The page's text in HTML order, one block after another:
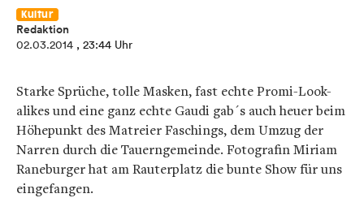
Kultur
Redaktion
02.03.2014 , 23:44 Uhr
Starke Sprüche, tolle Masken, fast echte Promi-Look-
alikes und eine ganz echte Gaudi gab´s auch heuer beim
Höhepunkt des Matreier Faschings, dem Umzug der
Narren durch die Tauerngemeinde. Fotografin Miriam
Raneburger hat am Rauterplatz die bunte Show für uns
eingefangen.